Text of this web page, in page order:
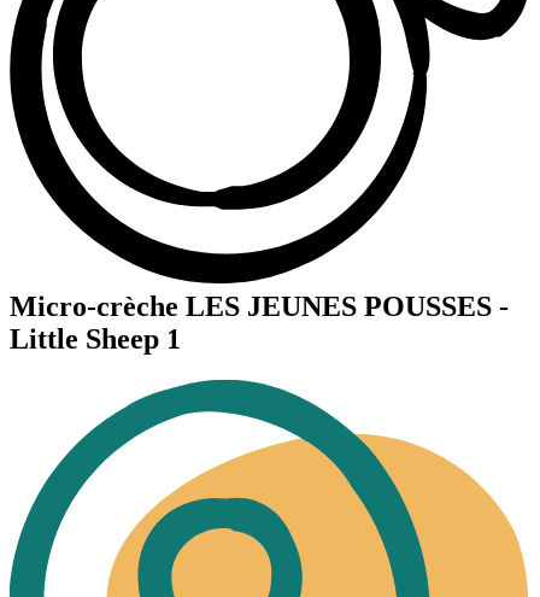
Micro-crèche LES JEUNES POUSSES -
Little Sheep 1